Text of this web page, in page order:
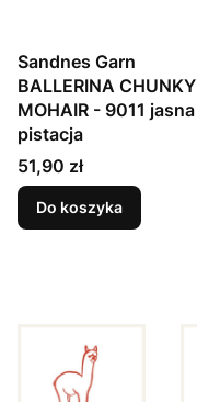
Sandnes Garn
BALLERINA CHUNKY
MOHAIR - 9011 jasna
pistacja
Cena
51,90 zł
Do koszyka